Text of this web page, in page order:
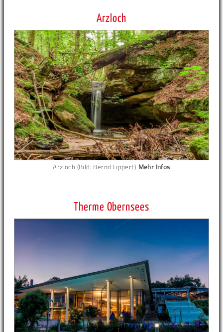
Arzloch
Arzloch (Bild: Bernd Lippert) Mehr Infos
Therme Obernsees